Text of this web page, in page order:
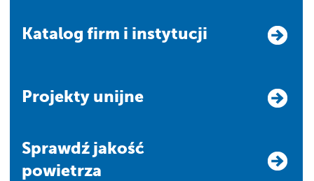
Katalog firm i instytucji
Projekty unijne
Sprawdź jakość
powietrza